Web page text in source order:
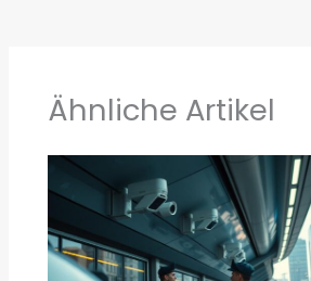
Ähnliche Artikel